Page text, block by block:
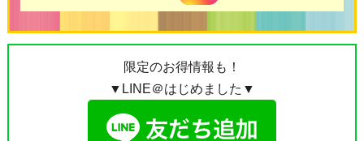
限定のお得情報も！
▼LINE＠はじめました▼